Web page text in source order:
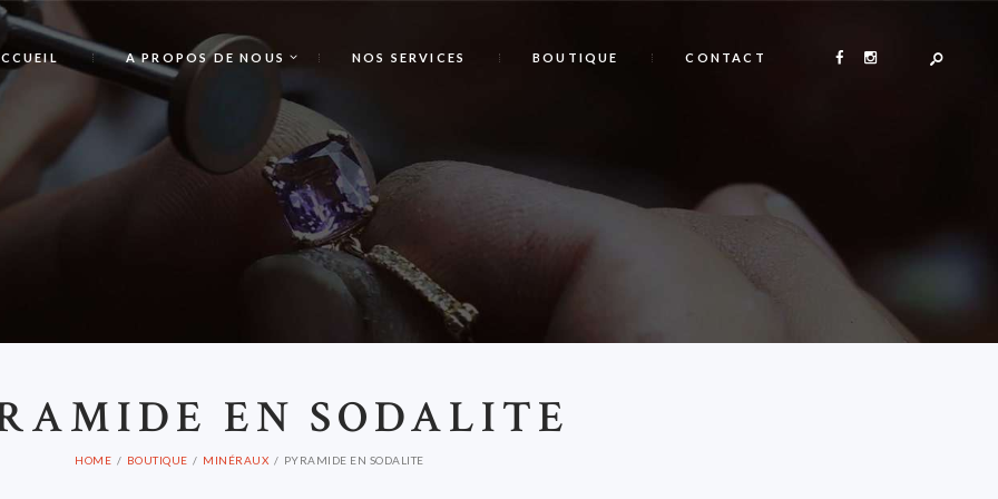
A PROPOS DE NOUS NOS SERVICES BOUTIQUE CONTACT
EN SODALITE
HOME BOUTIQUE MINÉRAUX PYRAMIDE EN SODALITE